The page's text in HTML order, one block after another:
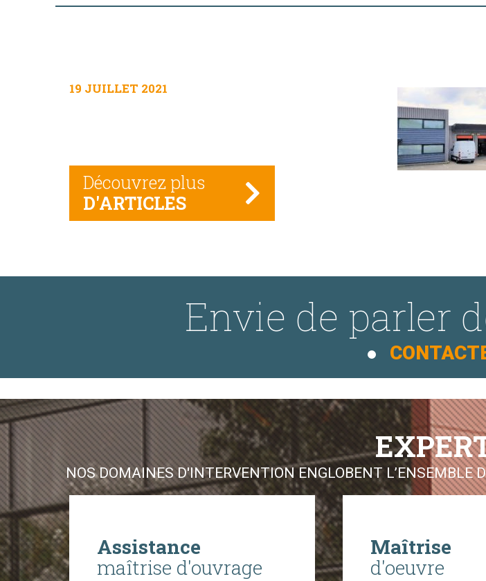
19 JUILLET 2021
Découvrez plus
D'ARTICLES
Envie de parler
NOS DOMAINES D'INTERVENTION ENGLOBENT L’ENSEMBLE
Assistance
maîtrise d'ouvrage
Maîtrise
d'oeuvre